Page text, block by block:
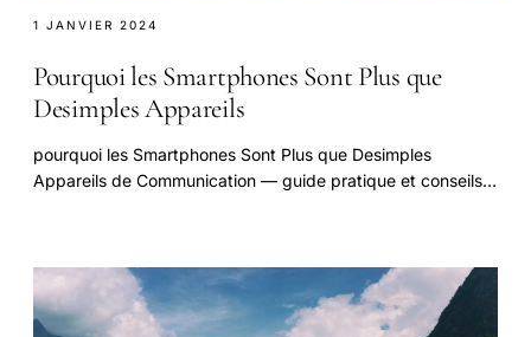
1 JANVIER 2024
Pourquoi les Smartphones Sont Plus que
Desimples Appareils
pourquoi les Smartphones Sont Plus que Desimples
Appareils de Communication — guide pratique et conseils